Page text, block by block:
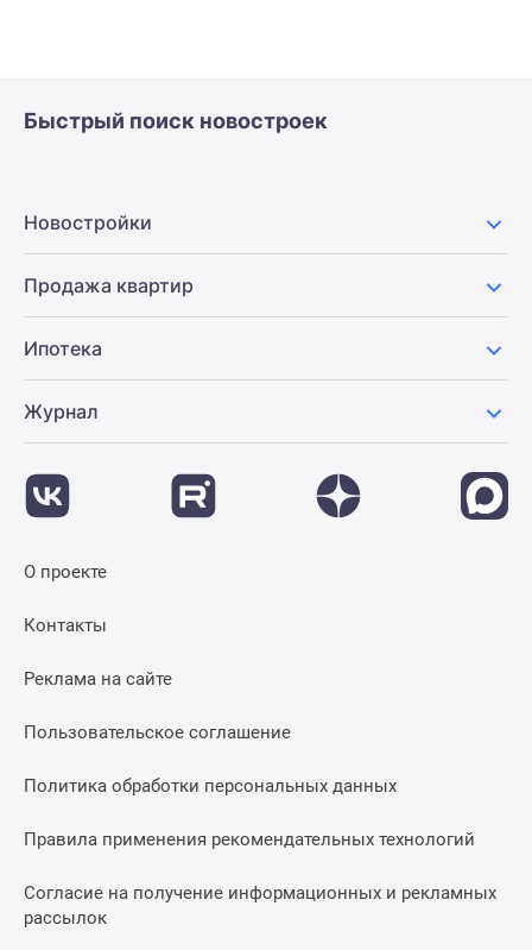
Быстрый поиск новостроек
Новостройки
Продажа квартир
Ипотека
Журнал
О проекте
Контакты
Реклама на сайте
Пользовательское соглашение
Политика обработки персональных данных
Правила применения рекомендательных технологий
Согласие на получение информационных и рекламных
рассылок